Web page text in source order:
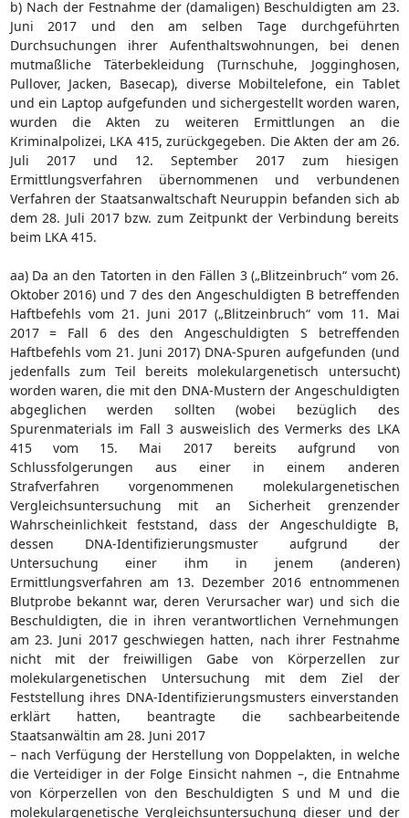
b) Nach der Festnahme der (damaligen) Beschuldigten am 23.
Juni 2017 und den am selben Tage durchgeführten
Durchsuchungen ihrer Aufenthaltswohnungen, bei denen
mutmaßliche Täterbekleidung (Turnschuhe, Jogginghosen,
Pullover, Jacken, Basecap), diverse Mobiltelefone, ein Tablet
und ein Laptop aufgefunden und sichergestellt worden waren,
wurden die Akten zu weiteren Ermittlungen an die
Kriminalpolizei, LKA 415, zurückgegeben. Die Akten der am 26.
Juli 2017 und 12. September 2017 zum hiesigen
Ermittlungsverfahren übernommenen und verbundenen
Verfahren der Staatsanwaltschaft Neuruppin befanden sich ab
dem 28. Juli 2017 bzw. zum Zeitpunkt der Verbindung bereits
beim LKA 415.
aa) Da an den Tatorten in den Fällen 3 („Blitzeinbruch“ vom 26.
Oktober 2016) und 7 des den Angeschuldigten B betreffenden
Haftbefehls vom 21. Juni 2017 („Blitzeinbruch“ vom 11. Mai
2017 = Fall 6 des den Angeschuldigten S betreffenden
Haftbefehls vom 21. Juni 2017) DNA-Spuren aufgefunden (und
jedenfalls zum Teil bereits molekulargenetisch untersucht)
worden waren, die mit den DNA-Mustern der Angeschuldigten
abgeglichen werden sollten (wobei bezüglich des
Spurenmaterials im Fall 3 ausweislich des Vermerks des LKA
415 vom 15. Mai 2017 bereits aufgrund von
Schlussfolgerungen aus einer in einem anderen
Strafverfahren vorgenommenen molekulargenetischen
Vergleichsuntersuchung mit an Sicherheit grenzender
Wahrscheinlichkeit feststand, dass der Angeschuldigte B,
dessen DNA-Identifizierungsmuster aufgrund der
Untersuchung einer ihm in jenem (anderen)
Ermittlungsverfahren am 13. Dezember 2016 entnommenen
Blutprobe bekannt war, deren Verursacher war) und sich die
Beschuldigten, die in ihren verantwortlichen Vernehmungen
am 23. Juni 2017 geschwiegen hatten, nach ihrer Festnahme
nicht mit der freiwilligen Gabe von Körperzellen zur
molekulargenetischen Untersuchung mit dem Ziel der
Feststellung ihres DNA-Identifizierungsmusters einverstanden
erklärt hatten, beantragte die sachbearbeitende
Staatsanwältin am 28. Juni 2017
– nach Verfügung der Herstellung von Doppelakten, in welche
die Verteidiger in der Folge Einsicht nahmen –, die Entnahme
von Körperzellen von den Beschuldigten S und M und die
molekulargenetische Vergleichsuntersuchung dieser und der